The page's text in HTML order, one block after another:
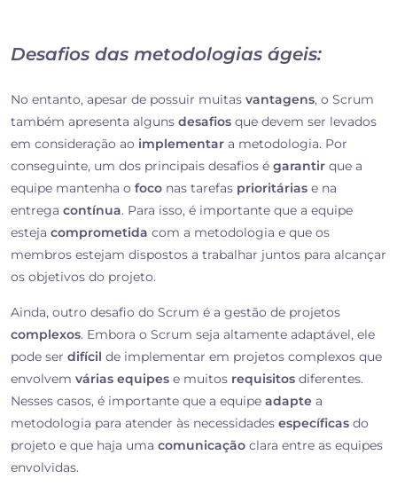
Desafios das metodologias ágeis:
No entanto, apesar de possuir muitas vantagens, o Scrum
também apresenta alguns desafios que devem ser levados
em consideração ao implementar a metodologia. Por
conseguinte, um dos principais desafios é garantir que a
equipe mantenha o foco nas tarefas prioritárias e na
entrega contínua. Para isso, é importante que a equipe
esteja comprometida com a metodologia e que os
membros estejam dispostos a trabalhar juntos para alcançar
os objetivos do projeto.
Ainda, outro desafio do Scrum é a gestão de projetos
complexos. Embora o Scrum seja altamente adaptável, ele
pode ser difícil de implementar em projetos complexos que
envolvem várias equipes e muitos requisitos diferentes.
Nesses casos, é importante que a equipe adapte a
metodologia para atender às necessidades específicas do
projeto e que haja uma comunicação clara entre as equipes
envolvidas.